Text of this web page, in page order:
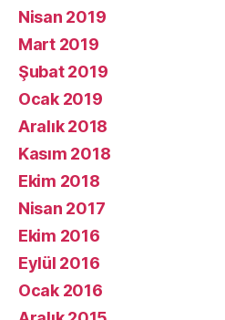
Nisan 2019
Mart 2019
Şubat 2019
Ocak 2019
Aralık 2018
Kasım 2018
Ekim 2018
Nisan 2017
Ekim 2016
Eylül 2016
Ocak 2016